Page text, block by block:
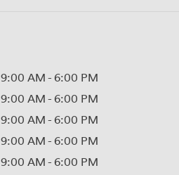
9:00 AM - 6:00 PM
9:00 AM - 6:00 PM
9:00 AM - 6:00 PM
9:00 AM - 6:00 PM
9:00 AM - 6:00 PM